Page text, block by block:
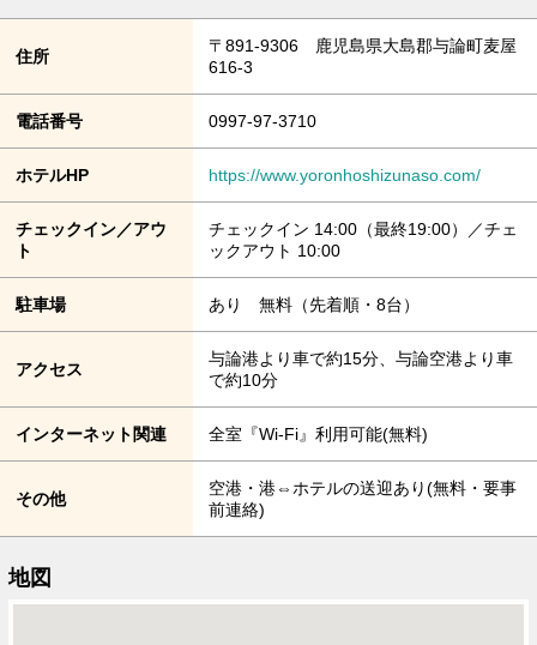
住所
〒891-9306 鹿児島県大島郡与論町麦屋
616-3
電話番号 0997-97-3710
ホテルHP https://www.yoronhoshizunaso.com/
チェックイン／アウ
ト
チェックイン 14:00（最終19:00）／チェ
ックアウト 10:00
駐車場 あり 無料（先着順・8台）
アクセス
与論港より車で約15分、与論空港より車
で約10分
インターネット関連 全室『Wi-Fi』利用可能(無料)
その他
空港・港⇔ホテルの送迎あり(無料・要事
前連絡)
地図